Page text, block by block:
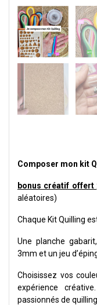
Composer mon kit
bonus créatif offert
aléatoires)
Chaque Kit Quilling
Une planche
3mm et un jeu
Choisissez vos
expérience
passionnés de